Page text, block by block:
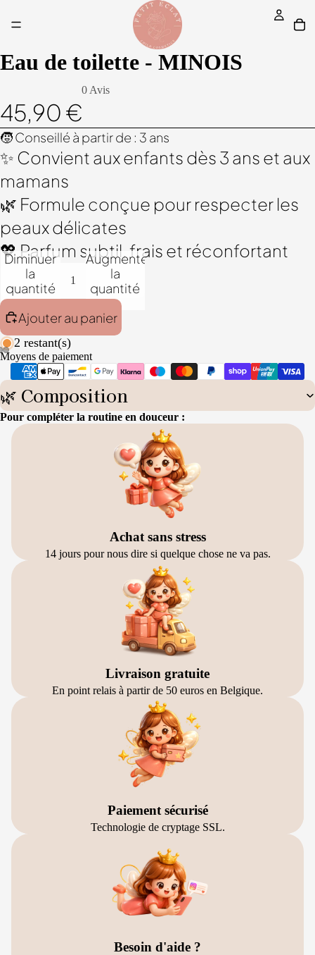
Eau de toilette - MINOIS
0 Avis
45,90 €
🧒 Conseillé à partir de : 3 ans
✨ Convient aux enfants dès 3 ans et aux
mamans
🌿 Formule conçue pour respecter les
peaux délicates
💖 Parfum subtil, frais et réconfortant
Diminuer
la
quantité
Augmenter
la
quantité
Ajouter au panier
2 restant(s)
Moyens de paiement
🌿 Composition
Pour compléter la routine en douceur :
Achat sans stress
14 jours pour nous dire si quelque chose ne va pas.
Livraison gratuite
En point relais à partir de 50 euros en Belgique.
Paiement sécurisé
Technologie de cryptage SSL.
Besoin d'aide ?